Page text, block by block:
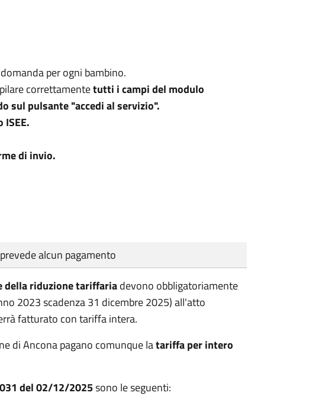
per ogni bambino.
correttamentetutti i campi del modulo
sul pulsante "accedi al servizio".
di invio.
alcun pagamento
della riduzione tariffariadevono obbligatoriamente
2023 scadenza 31 dicembre 2025) all'atto
fatturato con tariffa intera.
di Ancona pagano comunque latariffa per intero
del 02/12/2025sono le seguenti: